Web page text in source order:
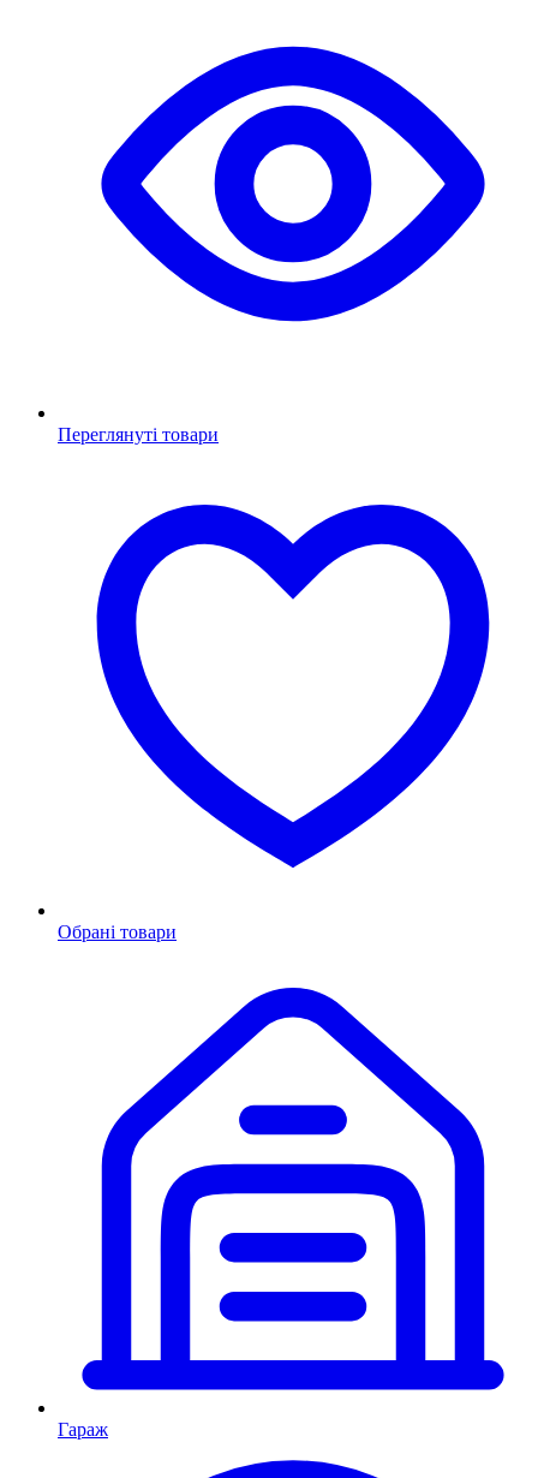
Переглянуті товари
Обрані товари
Гараж